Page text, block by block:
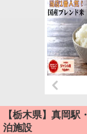
【栃木県】真岡
泊施設